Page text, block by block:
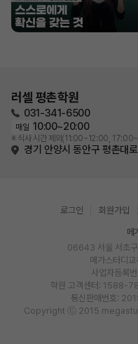
러셀 평촌학원
031-341-6500
매일 10:00~20:00
※ 식사 시간 제외(11:00~12:00,
경기 안양시 동안구 평촌대
로그인 회원가입
메
06643 서울 서초
메가스터디교
사업자등
학원 고객센터: 1588-
통신판매번호:
Copyright ⓒ 2015